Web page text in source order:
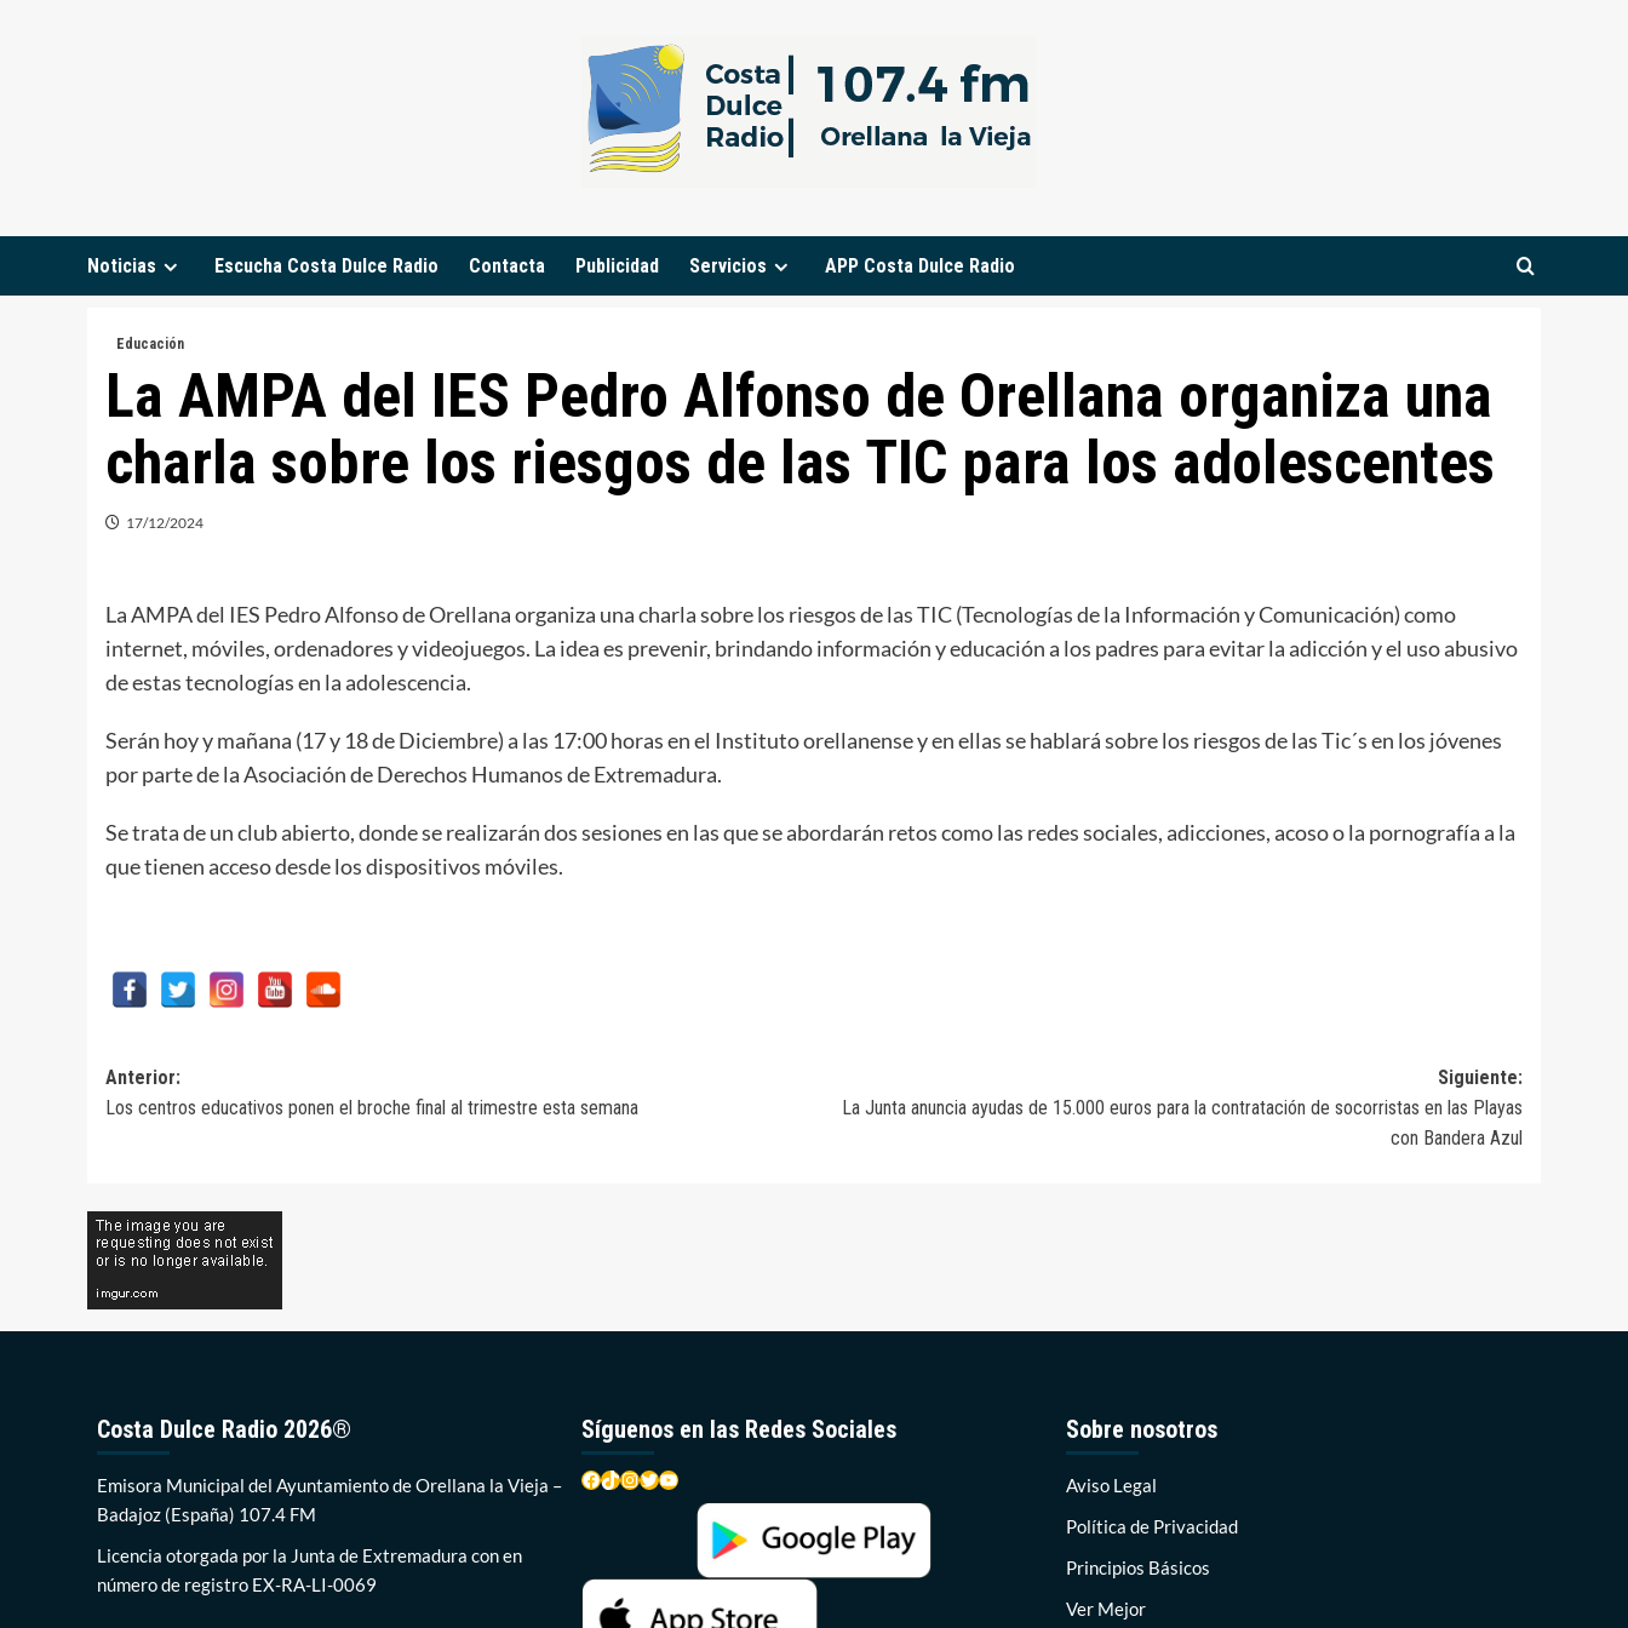
Noticias Escucha Costa Dulce Radio Contacta Publicidad Servicios APP Costa Dulce Radio
Educación
La AMPA del IES Pedro Alfonso de Orellana organiza una
charla sobre los riesgos de las TIC para los adolescentes
17/12/2024
La AMPA del IES Pedro Alfonso de Orellana organiza una charla sobre los riesgos de las TIC (Tecnologías de la Información y Comunicación) como
internet, móviles, ordenadores y videojuegos. La idea es prevenir, brindando información y educación a los padres para evitar la adicción y el uso abusivo
de estas tecnologías en la adolescencia.
Serán hoy y mañana (17 y 18 de Diciembre) a las 17:00 horas en el Instituto orellanense y en ellas se hablará sobre los riesgos de las Tic´s en los jóvenes
por parte de la Asociación de Derechos Humanos de Extremadura.
Se trata de un club abierto, donde se realizarán dos sesiones en las que se abordarán retos como las redes sociales, adicciones, acoso o la pornografía a la
que tienen acceso desde los dispositivos móviles.
Navegación
de
Anterior:
Los centros educativos ponen el broche final al trimestre esta semana
Siguiente:
La Junta anuncia ayudas de 15.000 euros para la contratación de socorristas en las Playas
con Bandera Azul
Costa Dulce Radio 2026®
Emisora Municipal del Ayuntamiento de Orellana la Vieja –
Badajoz (España) 107.4 FM
Licencia otorgada por la Junta de Extremadura con en
número de registro EX-RA-LI-0069
Síguenos en las Redes Sociales
Facebook
TikTok
Instagram
Twitter
YouTube
Sobre nosotros
Aviso Legal
Política de Privacidad
Principios Básicos
Ver Mejor